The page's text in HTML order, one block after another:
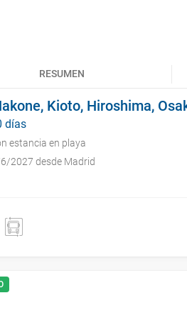
RESUMEN
Kioto, Hiroshima,
días
estancia en playa
2027 desde Madrid